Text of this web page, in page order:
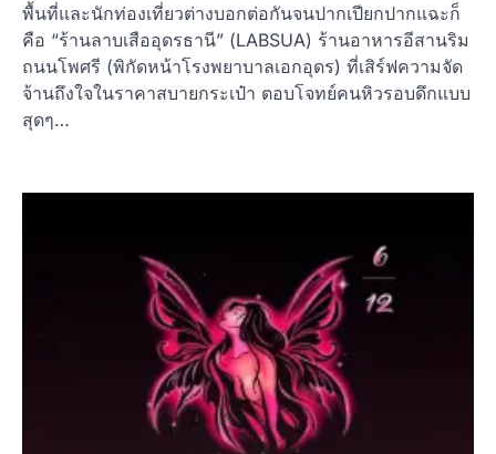
พื้นที่และนักท่องเที่ยวต่างบอกต่อกันจนปากเปียกปากแฉะก็
คือ “ร้านลาบเสืออุดรธานี” (LABSUA) ร้านอาหารอีสานริม
ถนนโพศรี (พิกัดหน้าโรงพยาบาลเอกอุดร) ที่เสิร์ฟความจัด
จ้านถึงใจในราคาสบายกระเป๋า ตอบโจทย์คนหิวรอบดึกแบบ
สุดๆ…